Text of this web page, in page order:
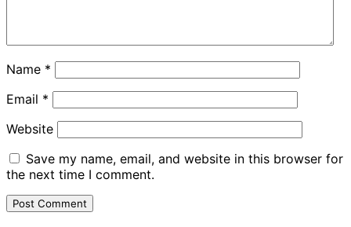
Name *
Email *
Website
Save my name, email, and website in this browser for
the next time I comment.